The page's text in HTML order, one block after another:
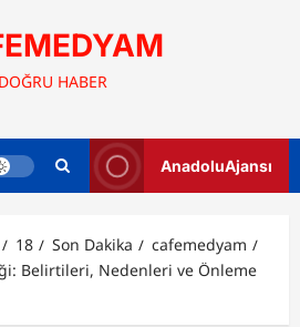
DOĞRU HABER
AnadoluAjansı
18 Son Dakika
cafemedyam
Belirtileri, Nedenleri ve Önleme